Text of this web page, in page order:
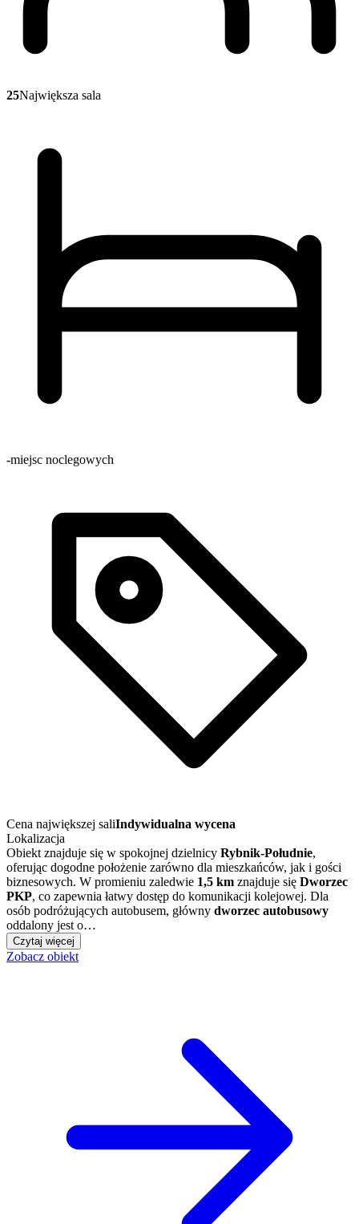
25Największa sala
-miejsc noclegowych
Cena największej saliIndywidualna wycena
Lokalizacja
Obiekt znajduje się w spokojnej dzielnicy Rybnik-Południe,
oferując dogodne położenie zarówno dla mieszkańców, jak i gości
biznesowych. W promieniu zaledwie 1,5 km znajduje się Dworzec
PKP, co zapewnia łatwy dostęp do komunikacji kolejowej. Dla
osób podróżujących autobusem, główny dworzec autobusowy
oddalony jest o…
Czytaj więcej
Zobacz obiekt